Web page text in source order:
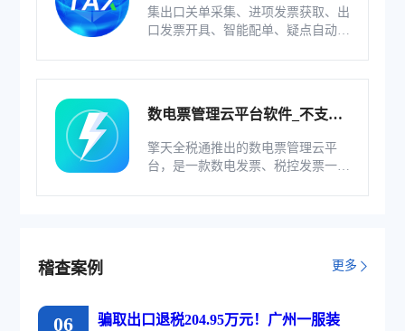
集出口关单采集、进项发票获取、出
口发票开具、智能配单、疑点自动检
数电票管理云平台软件_不支持
擎天全税通推出的数电票管理云平
台，是一款数电发票、税控发票一体
稽查案例 更多
06 骗取出口退税204.95万元！广州一服装